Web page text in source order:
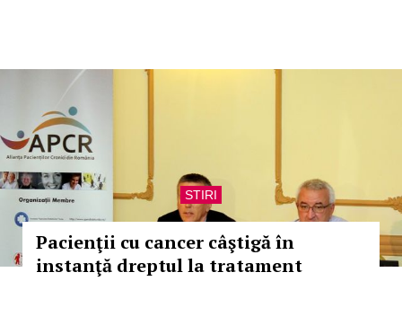
STIRI
Pacienţii cu cancer câştigă în
instanţă dreptul la tratament